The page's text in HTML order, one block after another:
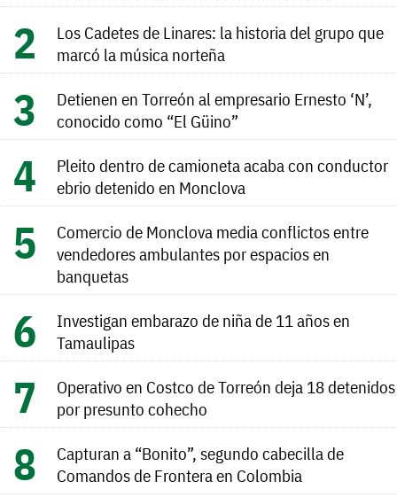
Los Cadetes de Linares: la historia del grupo que
marcó la música norteña
Detienen en Torreón al empresario Ernesto ‘N’,
conocido como “El Güino”
Pleito dentro de camioneta acaba con conductor
ebrio detenido en Monclova
Comercio de Monclova media conflictos entre
vendedores ambulantes por espacios en
banquetas
Investigan embarazo de niña de 11 años en
Tamaulipas
Operativo en Costco de Torreón deja 18 detenidos
por presunto cohecho
Capturan a “Bonito”, segundo cabecilla de
Comandos de Frontera en Colombia